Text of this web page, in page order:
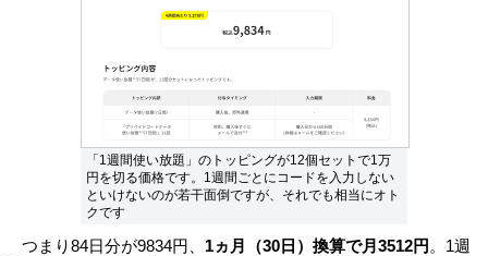
「1週間使い放題」のトッピングが12個セットで1万
円を切る価格です。1週間ごとにコードを入力しない
といけないのが若干面倒ですが、それでも相当にオト
クです
つまり84日分が9834円、 1ヵ月（30日）換算で月3512円 。1週